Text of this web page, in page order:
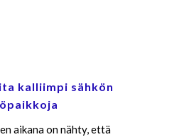
kalliimpi sähkön
aikana on nähty, että